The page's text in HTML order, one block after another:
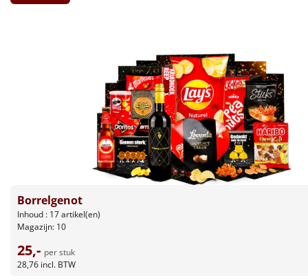
Tas
Wake up light
Borrelgenot
Inhoud : 17 artikel(en)
Magazijn: 10
25,- per stuk
28,76 incl. BTW